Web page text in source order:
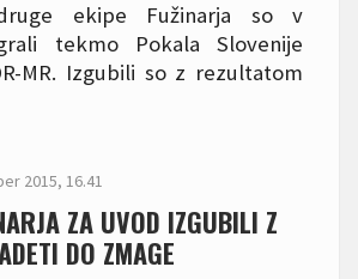
ekipe Fužinarja so v
tekmo Pokala Slovenije
MR. Izgubili so z rezultatom
na trenutke pokazali dobro
novica pred pričetkom
2015, 16.41
ZA UVOD IZGUBILI Z
DO ZMAGE